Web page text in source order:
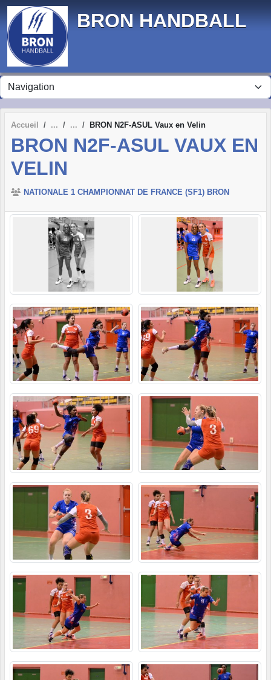
BRON HANDBALL
Accueil BRON N2F-ASUL Vaux en Velin
BRON N2F-ASUL VAUX EN
VELIN
NATIONALE 1 CHAMPIONNAT DE FRANCE (SF1) BRON
Panneau de gestion des cookies